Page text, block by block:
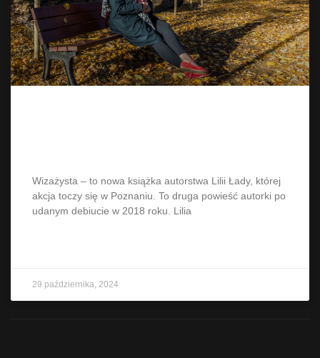
Wizażysta – to nowa książka autorstwa Lilii Łady, której
akcja toczy się w Poznaniu. To druga powieść autorki po
udanym debiucie w 2018 roku. Lilia
29 października, 2024